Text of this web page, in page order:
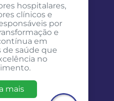
hospitalares,
clínicos e
por
e
em
de saúde que
no
mais